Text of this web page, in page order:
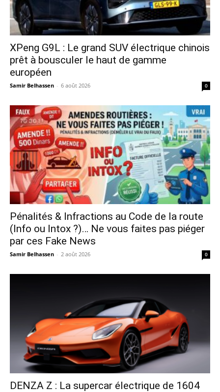
XPeng G9L : Le grand SUV électrique chinois
prêt à bousculer le haut de gamme
européen
Samir Belhassen - 6 août 2026 0
Pénalités & Infractions au Code de la route
(Info ou Intox ?)… Ne vous faites pas piéger
par ces Fake News
Samir Belhassen - 2 août 2026 0
DENZA Z : La supercar électrique de 1604